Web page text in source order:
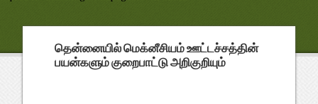
தென்னையில் மெக்னீசியம் ஊட்டச்சத்தின்
பயன்களும் குறைபாட்டு அறிகுறியும்